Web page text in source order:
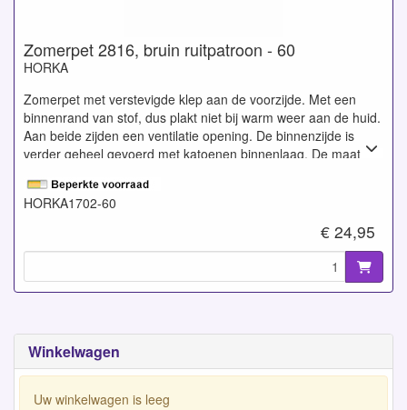
Winkelwagen
Uw winkelwagen is leeg
Zomerpet 2816, bruin ruitpatroon - 60
HORKA
Zomerpet met verstevigde klep aan de voorzijde. Met een
binnenrand van stof, dus plakt niet bij warm weer aan de huid.
Aan beide zijden een ventilatie opening. De binnenzijde is
verder geheel gevoerd met katoenen binnenlaag. De maat
van 45% Wol en 55% Polyester.
HORKA1702-60
€ 24,95